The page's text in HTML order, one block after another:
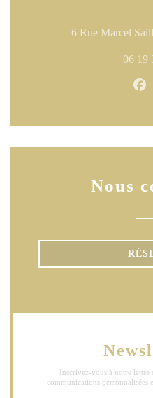
6 Rue Marcel
06 19
Nous
Inscrivez-vous à notre
communications personnalisées